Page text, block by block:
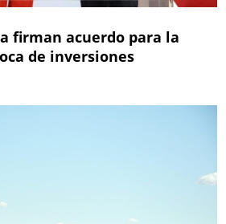
firman acuerdo para la
de inversiones